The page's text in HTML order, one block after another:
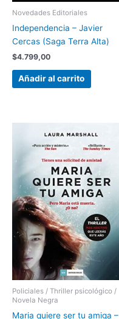
Novedades Editoriales
Independencia – Javier
Cercas (Saga Terra Alta)
$4.799,00
Añadir al carrito
Policiales / Thriller psicológico /
Novela Negra
Maria quiere ser tu amiga –